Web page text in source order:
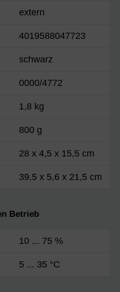
extern
4019588047723
schwarz
0000/4772
1,8 kg
800 g
28 x 4,5 x 15,5 cm
39,5 x 5,6 x 21,5 cm
Betrieb
10 ... 75 %
5 ... 35 °C